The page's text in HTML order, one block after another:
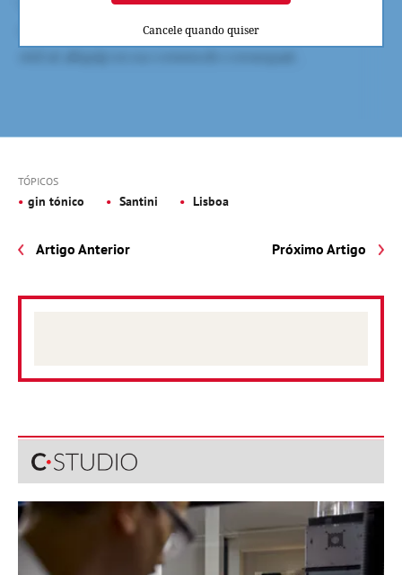
Cancele quando quiser
TÓPICOS
gin tónico Santini Lisboa
Artigo Anterior Próximo Artigo